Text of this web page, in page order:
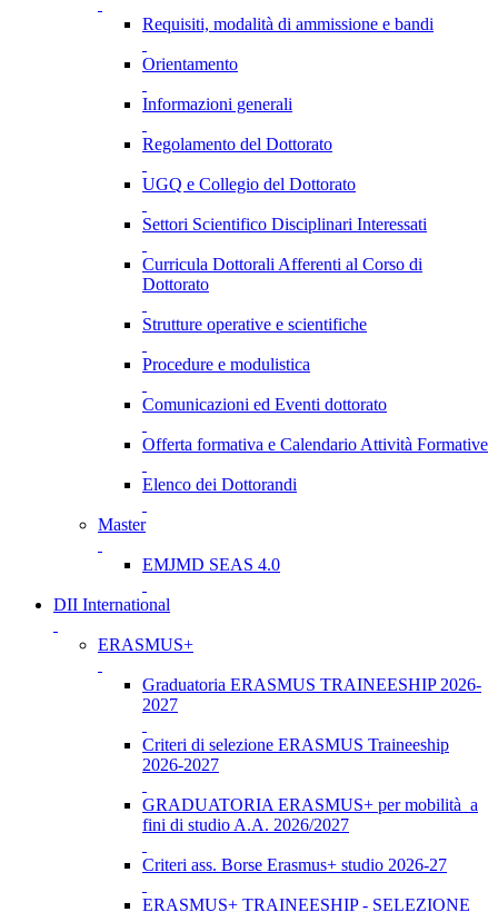
Requisiti, modalità di ammissione e bandi
Orientamento
Informazioni generali
Regolamento del Dottorato
UGQ e Collegio del Dottorato
Settori Scientifico Disciplinari Interessati
Curricula Dottorali Afferenti al Corso di
Dottorato
Strutture operative e scientifiche
Procedure e modulistica
Comunicazioni ed Eventi dottorato
Offerta formativa e Calendario Attività Formative
Elenco dei Dottorandi
Master
EMJMD SEAS 4.0
DII International
ERASMUS+
Graduatoria ERASMUS TRAINEESHIP 2026-
2027
Criteri di selezione ERASMUS Traineeship
2026-2027
GRADUATORIA ERASMUS+ per mobilità a
fini di studio A.A. 2026/2027
Criteri ass. Borse Erasmus+ studio 2026-27
ERASMUS+ TRAINEESHIP - SELEZIONE